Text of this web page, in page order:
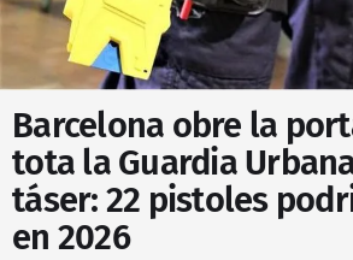
Barcelona obre la
tota la Guardia
táser: 22 pistoles
en 2026